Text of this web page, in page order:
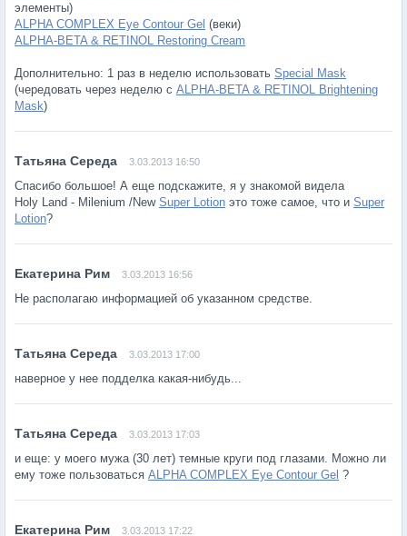
элементы)
ALPHA COMPLEX Eye Contour Gel (веки)
ALPHA-BETA & RETINOL Restoring Cream
Дополнительно: 1 раз в неделю использовать Special Mask
(чередовать через неделю с ALPHA-BETA & RETINOL Brightening
Mask)
3.03.2013 16:50
Спасибо большое! А еще подскажите, я у знакомой видела
Holy Land - Milenium /New Super Lotion это тоже самое, что и Super
Lotion?
3.03.2013 16:56
Не располагаю информацией об указанном средстве.
3.03.2013 17:00
наверное у нее подделка какая-нибудь...
3.03.2013 17:03
и еще: у моего мужа (30 лет) темные круги под глазами. Можно ли
ему тоже пользоваться ALPHA COMPLEX Eye Contour Gel ?
3.03.2013 17:22